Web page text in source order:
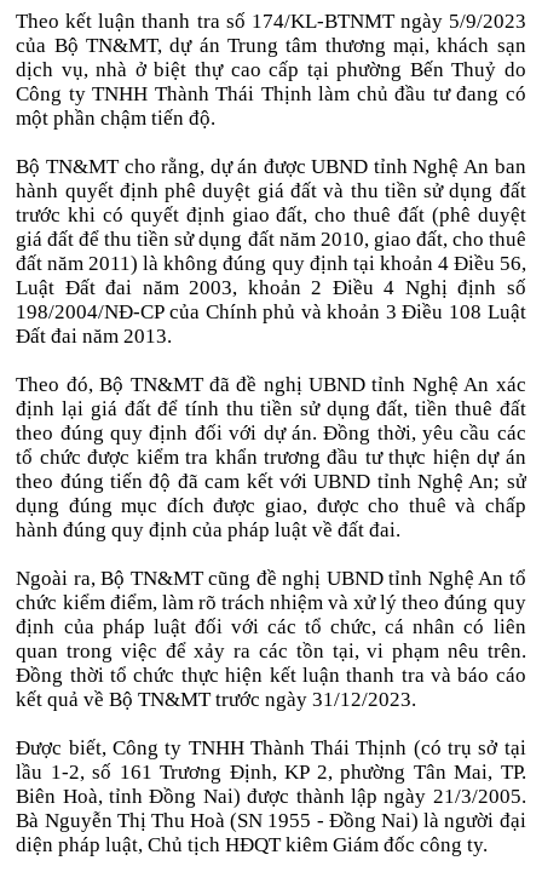
Theo kết luận thanh tra số 174/KL-BTNMT ngày 5/9/2023
của Bộ TN&MT, dự án Trung tâm thương mại, khách sạn
dịch vụ, nhà ở biệt thự cao cấp tại phường Bến Thuỷ do
Công ty TNHH Thành Thái Thịnh làm chủ đầu tư đang có
một phần chậm tiến độ.
Bộ TN&MT cho rằng, dự án được UBND tỉnh Nghệ An ban
hành quyết định phê duyệt giá đất và thu tiền sử dụng đất
trước khi có quyết định giao đất, cho thuê đất (phê duyệt
giá đất để thu tiền sử dụng đất năm 2010, giao đất, cho thuê
đất năm 2011) là không đúng quy định tại khoản 4 Điều 56,
Luật Đất đai năm 2003, khoản 2 Điều 4 Nghị định số
198/2004/NĐ-CP của Chính phủ và khoản 3 Điều 108 Luật
Đất đai năm 2013.
Theo đó, Bộ TN&MT đã đề nghị UBND tỉnh Nghệ An xác
định lại giá đất để tính thu tiền sử dụng đất, tiền thuê đất
theo đúng quy định đối với dự án. Đồng thời, yêu cầu các
tổ chức được kiểm tra khẩn trương đầu tư thực hiện dự án
theo đúng tiến độ đã cam kết với UBND tỉnh Nghệ An; sử
dụng đúng mục đích được giao, được cho thuê và chấp
hành đúng quy định của pháp luật về đất đai.
Ngoài ra, Bộ TN&MT cũng đề nghị UBND tỉnh Nghệ An tổ
chức kiểm điểm, làm rõ trách nhiệm và xử lý theo đúng quy
định của pháp luật đối với các tổ chức, cá nhân có liên
quan trong việc để xảy ra các tồn tại, vi phạm nêu trên.
Đồng thời tổ chức thực hiện kết luận thanh tra và báo cáo
kết quả về Bộ TN&MT trước ngày 31/12/2023.
Được biết, Công ty TNHH Thành Thái Thịnh (có trụ sở tại
lầu 1-2, số 161 Trương Định, KP 2, phường Tân Mai, TP.
Biên Hoà, tỉnh Đồng Nai) được thành lập ngày 21/3/2005.
Bà Nguyễn Thị Thu Hoà (SN 1955 - Đồng Nai) là người đại
diện pháp luật, Chủ tịch HĐQT kiêm Giám đốc công ty.